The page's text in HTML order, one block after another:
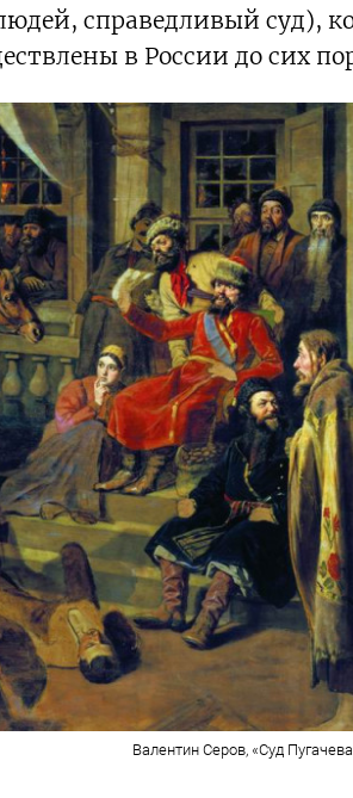
справедливый суд),
в России до сих
Валентин Серов, «Суд